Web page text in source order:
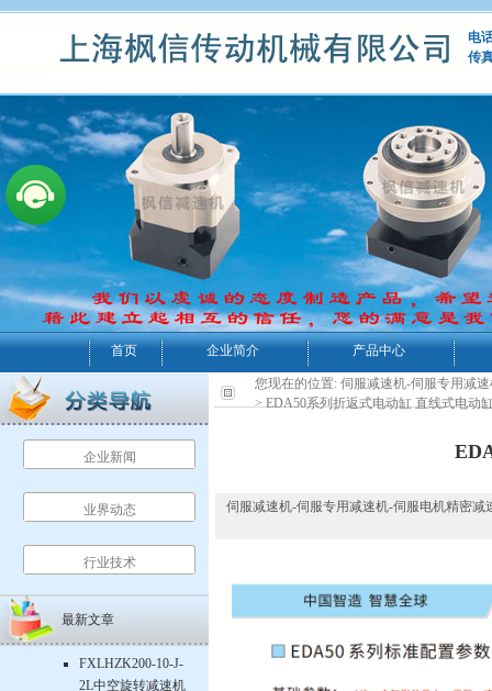
电
传
首页 企业简介 产品中心
企业新闻
业界动态
行业技术
最新文章
FXLHZK200-10-J-
2L中空旋转减速机
您现在的位置: 伺服减速机-伺服专用减
> EDA50系列折返式电动缸 直线式电动
伺服减速机-伺服专用减速机-伺服电机精密减